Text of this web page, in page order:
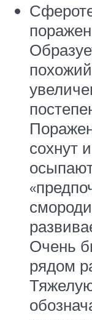
сохнут
Очень
рядом